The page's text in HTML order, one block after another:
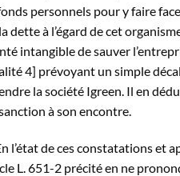
personnels pour y faire
dette à l’égard de cet
intangible de sauver
4] prévoyant un simple
la société Igreen. Il en
à son encontre.
l’état de ces constatations et
L. 651-2 précité en ne